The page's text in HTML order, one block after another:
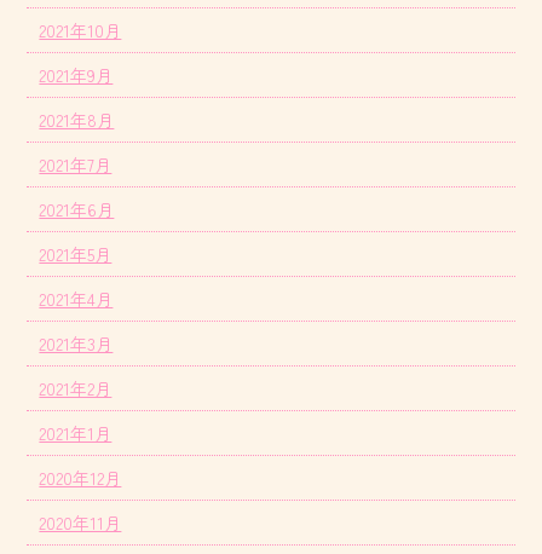
2021年10月
2021年9月
2021年8月
2021年7月
2021年6月
2021年5月
2021年4月
2021年3月
2021年2月
2021年1月
2020年12月
2020年11月